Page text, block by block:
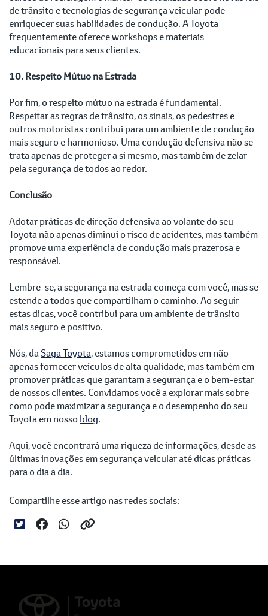
de trânsito e tecnologias de segurança veicular pode
enriquecer suas habilidades de condução. A Toyota
frequentemente oferece workshops e materiais
educacionais para seus clientes.
10. Respeito Mútuo na Estrada
Por fim, o respeito mútuo na estrada é fundamental.
Respeitar as regras de trânsito, os sinais, os pedestres e
outros motoristas contribui para um ambiente de condução
mais seguro e harmonioso. Uma condução defensiva não se
trata apenas de proteger a si mesmo, mas também de zelar
pela segurança de todos ao redor.
Conclusão
Adotar práticas de direção defensiva ao volante do seu
Toyota não apenas diminui o risco de acidentes, mas também
promove uma experiência de condução mais prazerosa e
responsável.
Lembre-se, a segurança na estrada começa com você, mas se
estende a todos que compartilham o caminho. Ao seguir
estas dicas, você contribui para um ambiente de trânsito
mais seguro e positivo.
Nós, daSaga Toyota, estamos comprometidos em não
apenas fornecer veículos de alta qualidade, mas também em
promover práticas que garantam a segurança e o bem-estar
de nossos clientes. Convidamos você a explorar mais sobre
como pode maximizar a segurança e o desempenho do seu
Toyota em nosso blog.
Aqui, você encontrará uma riqueza de informações, desde as
últimas inovações em segurança veicular até dicas práticas
para o dia a dia.
Compartilhe esse artigo nas redes sociais: